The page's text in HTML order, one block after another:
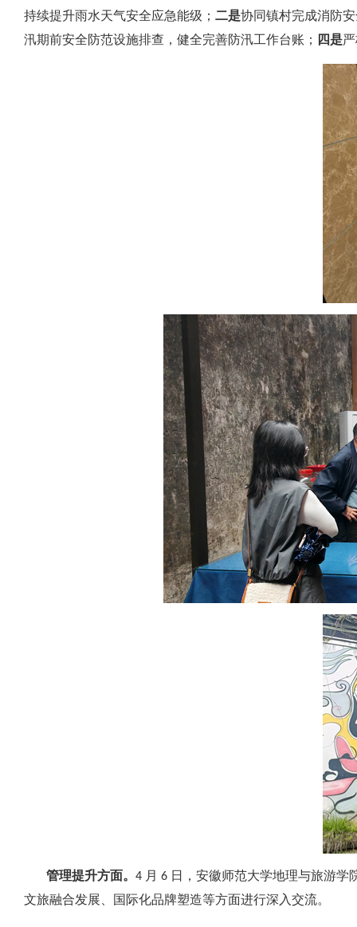
持续提升雨水天气安全应急能级； 二是协同镇村完成消防
汛期前安全防范设施排查，健全完善防汛工作台账；
四是
管理提升方面。 4 月 6 日，安徽师范大学地理与旅游
文旅融合发展、国际化品牌塑造等方面进行深入交流。